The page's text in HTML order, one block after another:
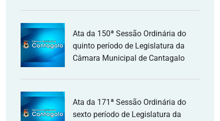
Ata da 150ª Sessão Ordinária do
quinto período de Legislatura da
Câmara Municipal de Cantagalo
Ata da 171ª Sessão Ordinária do
sexto período de Legislatura da